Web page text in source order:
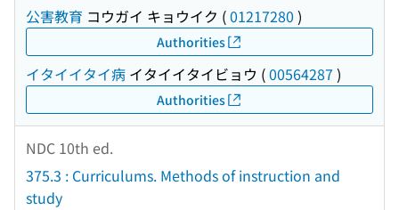
公害教育 コウガイ キョウイク (01217280 )
Authorities
イタイイタイ病 イタイイタイビョウ (00564287 )
Authorities
NDC 10th ed.
375.3 : Curriculums. Methods of instruction and
study